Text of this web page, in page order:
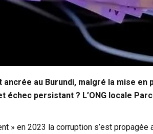
au Burundi, malgré la mise en
persistant ? L’ONG locale
» en 2023 la corruption s’est propagée